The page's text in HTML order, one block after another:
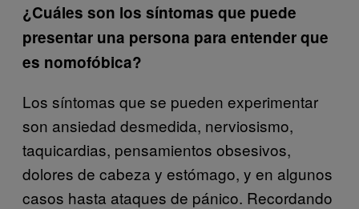
¿Cuáles son los síntomas que puede
presentar una persona para entender que
es nomofóbica?
Los síntomas que se pueden experimentar
son ansiedad desmedida, nerviosismo,
taquicardias, pensamientos obsesivos,
dolores de cabeza y estómago, y en algunos
casos hasta ataques de pánico. Recordando